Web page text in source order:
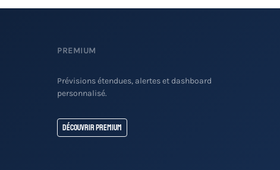
PREMIUM
Prévisions étendues, alertes et dashboard
personnalisé.
Découvrir Premium